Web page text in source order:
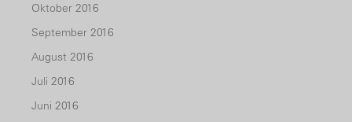
Oktober 2016
September 2016
August 2016
Juli 2016
Juni 2016